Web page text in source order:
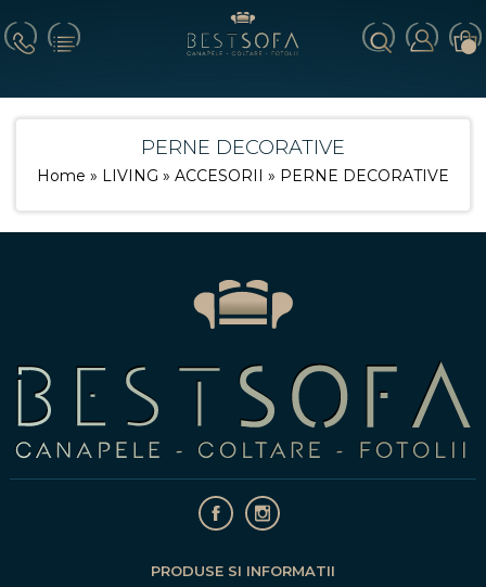
PERNE DECORATIVE
Home » LIVING » ACCESORII » PERNE DECORATIVE
PRODUSE SI INFORMATII